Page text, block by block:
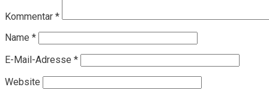
Kommentar *
Name *
E-Mail-Adresse *
Website